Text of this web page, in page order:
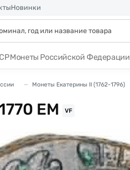
Новинки
Монеты Российской Федерации
Монеты Екатерины II (1762-1796)
ЕМ VF